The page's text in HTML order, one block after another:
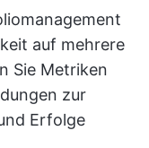
auf mehrere
Sie Metriken
zur
Erfolge